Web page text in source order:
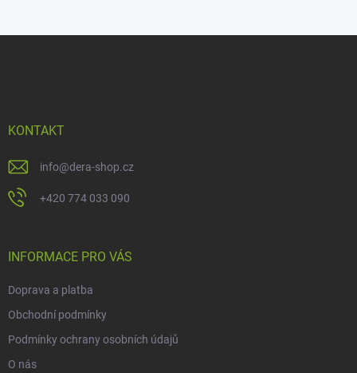
KONTAKT
info@dera-shop.cz
+420 774 033 090
INFORMACE PRO VÁS
Doprava a platba
Obchodní podmínky
Podmínky ochrany osobních údajů
O nás